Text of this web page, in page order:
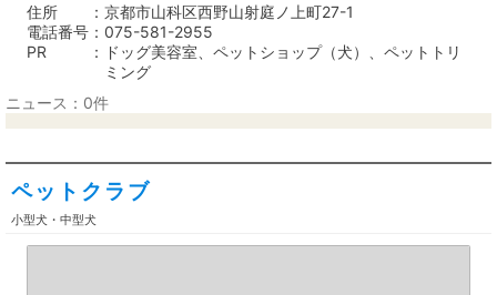
住所
京都市山科区西野山射庭ノ上町27-1
電話番号
075-581-2955
PR
ドッグ美容室、ペットショップ（犬）、ペットトリ
ミング
ニュース：0件
ペットクラブ
小型犬・中型犬